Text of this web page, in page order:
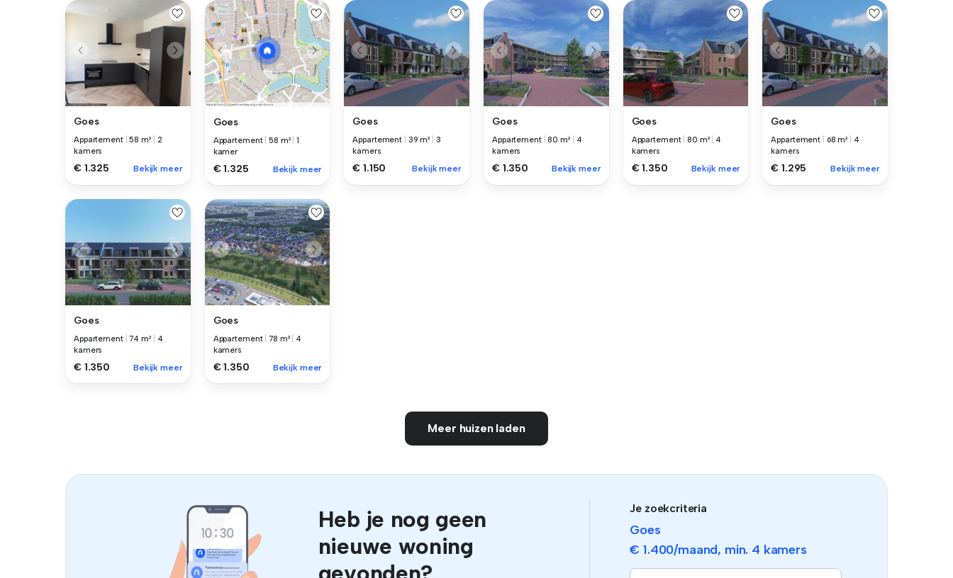
Goes
Appartement |58 m²
2
kamers
€ 1.325 Bekijk meer
Goes
Appartement |58 m² |1
kamer
€ 1.325 Bekijk meer
Goes
Appartement 39 m²
3
kamers
€ 1.150 Bekijk meer
Goes
Appartement |80 m²
4
kamers
€ 1.350 Bekijk meer
Goes
Appartement |80 m²
4
kamers
€ 1.350 Bekijk meer
Goes
Appartement 68 m²
4
kamers
€ 1.295 Bekijk meer
Goes
Appartement |74 m²
4
kamers
€ 1.350 Bekijk meer
Goes
Appartement |78 m²
4
kamers
€ 1.350 Bekijk meer
Meer huizen laden
Heb je nog geen
nieuwe woning
Je zoekcriteria
Goes
€ 1.400/maand, min. 4 kamers